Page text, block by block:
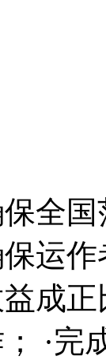
全
运
成
·完